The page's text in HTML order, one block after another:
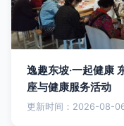
逸趣东坡·一起健康
座与健康服务活动
更新时间：2026-08-